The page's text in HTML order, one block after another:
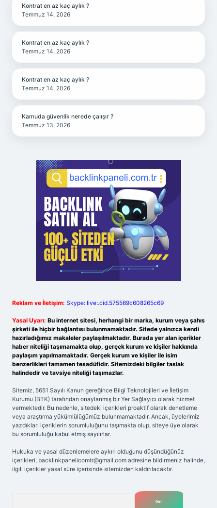
Kontrat en az kaç aylık ?
Temmuz 14, 2026
Kontrat en az kaç aylık ?
Temmuz 14, 2026
Kontrat en az kaç aylık ?
Temmuz 14, 2026
Kamuda güvenlik nerede çalışır ?
Temmuz 13, 2026
Reklam ve İletişim: Skype: live:.cid.575569c608265c69
Yasal Uyarı: Bu internet sitesi, herhangi bir marka, kurum veya şahıs
şirketi ile hiçbir bağlantısı bulunmamaktadır. Sitede yalnızca kendi
hazırladığımız makaleler paylaşılmaktadır. Burada yer alan içerikler
haber niteliği taşımamakta olup, gerçek kurum ve kişiler hakkında
paylaşım yapılmamaktadır. Gerçek kurum ve kişiler ile isim
benzerlikleri tamamen tesadüfidir. Sitemizdeki bilgiler taslak
halindedir ve tavsiye niteliği taşımazlar.
Sitemiz, 5651 Sayılı Kanun gereğince Bilgi Teknolojileri ve İletişim
Kurumu (BTK) tarafından onaylanmış bir Yer Sağlayıcı olarak hizmet
vermektedir. Bu nedenle, sitedeki içerikleri proaktif olarak denetleme
veya araştırma yükümlülüğümüz bulunmamaktadır. Ancak, üyelerimiz
yazdıkları içeriklerin sorumluluğunu taşımakta olup, siteye üye olarak
bu sorumluluğu kabul etmiş sayılırlar.
Hukuka ve yasal düzenlemelere aykırı olduğunu düşündüğünüz
içerikleri, backlinkpanelicomtr@gmail.com adresine bildirmeniz halinde,
ilgili içerikler yasal süre içerisinde sitemizden kaldırılacaktır.